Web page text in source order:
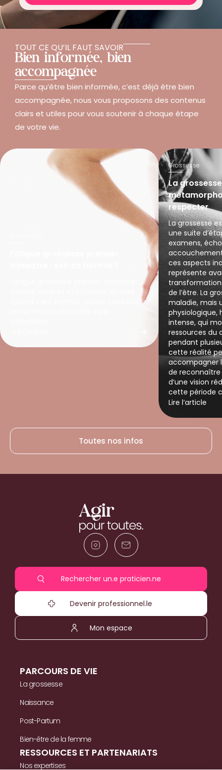
TOUT CE QU’IL FAUT SAVOIR
Bien informée, bien
accompagnée
Parce qu’être bien informée, c’est déjà être bien
accompagnée, nous vous proposons des contenus
clairs et utiles pour vous soutenir à chaque étape
de votre vie.
Grossesse
La
respecter
La grossesse
une suite
examens,
ces aspects
représente
de l’être. La
maladie, mais
intense, qui
ressources du
pendant plusieurs
cette réalité
accompagner
de reconnaître
d’une vision
cette période
Lire l’article
Toutes nos infos
Rechercher un.e praticien.ne
Devenir professionnel.le
Mon espace
PARCOURS DE VIE
La grossesse
Naissance
Post-Partum
Bien-être de la femme
RESSOURCES ET PARTENARIATS
Nos expertises